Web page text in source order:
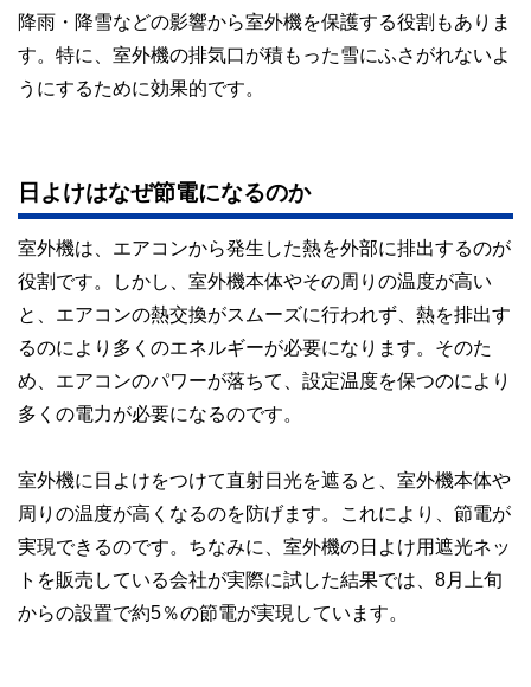
降雨・降雪などの影響から室外機を保護する役割もありま
す。特に、室外機の排気口が積もった雪にふさがれないよ
うにするために効果的です。
日よけはなぜ節電になるのか
室外機は、エアコンから発生した熱を外部に排出するのが
役割です。しかし、室外機本体やその周りの温度が高い
と、エアコンの熱交換がスムーズに行われず、熱を排出す
るのにより多くのエネルギーが必要になります。そのた
め、エアコンのパワーが落ちて、設定温度を保つのにより
多くの電力が必要になるのです。
室外機に日よけをつけて直射日光を遮ると、室外機本体や
周りの温度が高くなるのを防げます。これにより、節電が
実現できるのです。ちなみに、室外機の日よけ用遮光ネッ
トを販売している会社が実際に試した結果では、8月上旬
からの設置で約5％の節電が実現しています。